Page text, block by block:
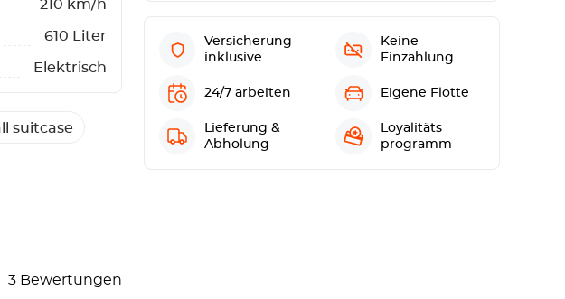
Versicherung
inklusive
Keine
Einzahlung
24/7 arbeiten Eigene Flotte
Lieferung &
Abholung
Loyalitäts
programm
210 km/h
610 Liter
Elektrisch
suitcase
3 Bewertungen